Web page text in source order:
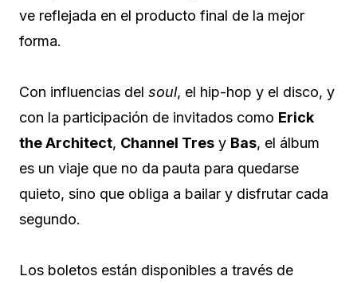
ve reflejada en el producto final de la mejor
forma.
Con influencias del soul, el hip-hop y el disco, y
con la participación de invitados como Erick
the Architect, Channel Tres y Bas, el álbum
es un viaje que no da pauta para quedarse
quieto, sino que obliga a bailar y disfrutar cada
segundo.
Los boletos están disponibles a través de